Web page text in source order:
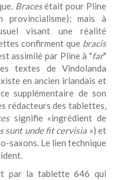
Bracesétait pour Pline
provincialisme); mais à
visant une réalité
confirment que bracis
assimilé par Pline à "far"
textes de Vindolanda
en ancien irlandais et
supplémentaire de son
rédacteurs des tablettes,
signifie «ingrédient de
sunt unde fit cervisia ») et
saxons. Le lien technique
par la tablette 646 qui